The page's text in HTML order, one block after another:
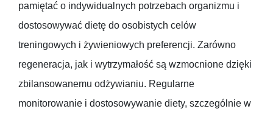
pamiętać o indywidualnych potrzebach organizmu i
dostosowywać dietę do osobistych celów
treningowych i żywieniowych preferencji. Zarówno
regeneracja, jak i wytrzymałość są wzmocnione dzięki
zbilansowanemu odżywianiu. Regularne
monitorowanie i dostosowywanie diety, szczególnie w